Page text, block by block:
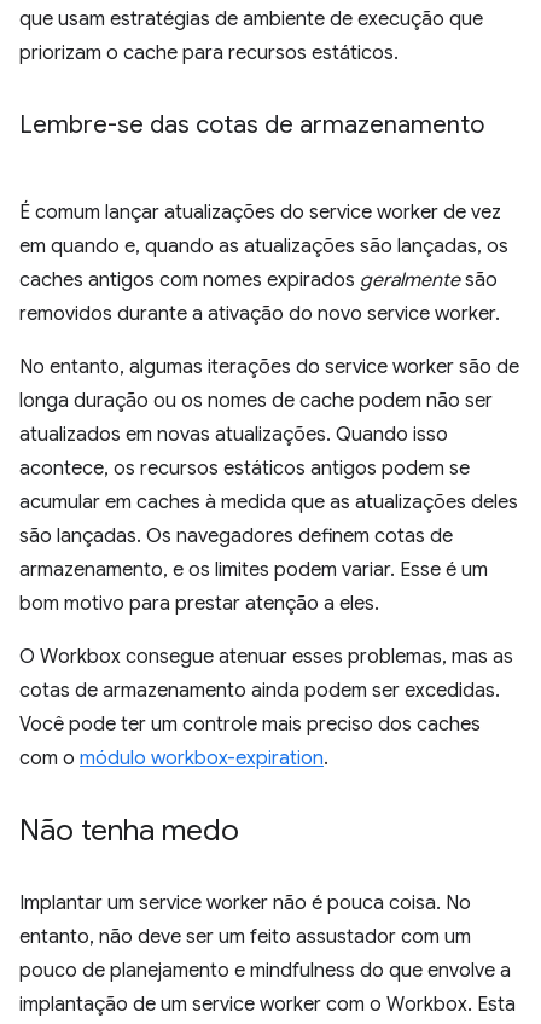
que usam estratégias de ambiente de execução que
priorizam o cache para recursos estáticos.
Lembre-se das cotas de armazenamento
É comum lançar atualizações do service worker de vez
em quando e, quando as atualizações são lançadas, os
caches antigos com nomes expirados geralmentesão
removidos durante a ativação do novo service worker.
No entanto, algumas iterações do service worker são de
longa duração ou os nomes de cache podem não ser
atualizados em novas atualizações. Quando isso
acontece, os recursos estáticos antigos podem se
acumular em caches à medida que as atualizações deles
são lançadas. Os navegadores definem cotas de
armazenamento, e os limites podem variar. Esse é um
bom motivo para prestar atenção a eles.
O Workbox consegue atenuar esses problemas, mas as
cotas de armazenamento ainda podem ser excedidas.
Você pode ter um controle mais preciso dos caches
com o módulo workbox-expiration.
Não tenha medo
Implantar um service worker não é pouca coisa. No
entanto, não deve ser um feito assustador com um
pouco de planejamento e mindfulness do que envolve a
implantação de um service worker com o Workbox. Esta